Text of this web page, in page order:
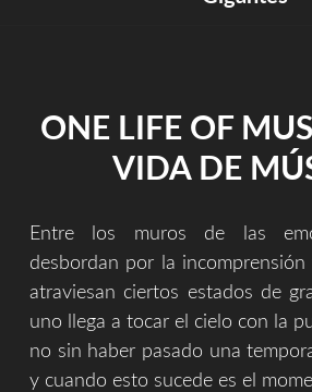
ONE LIFE OF
VIDA DE
Entre los muros de las
desbordan por la incomprensión
atraviesan ciertos estados de
uno llega a tocar el cielo con la
no sin haber pasado una
y cuando esto sucede es el